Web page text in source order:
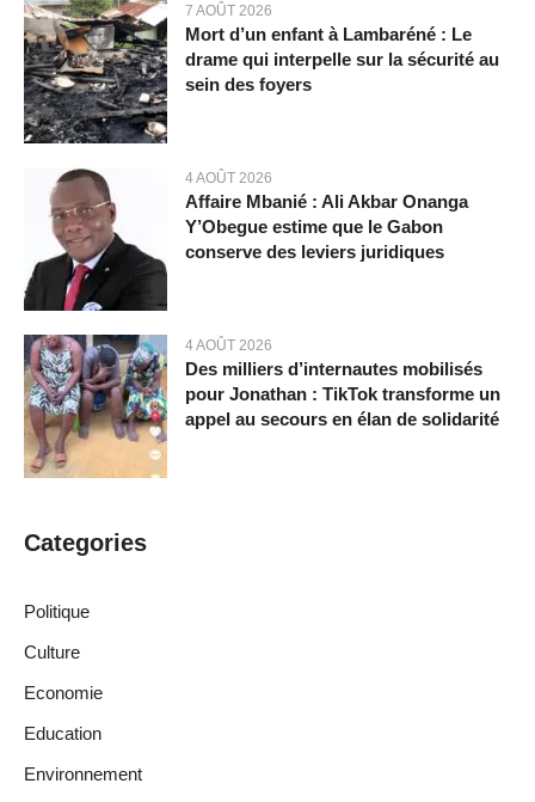
7 AOÛT 2026
Mort d’un enfant à Lambaréné : Le
drame qui interpelle sur la sécurité au
sein des foyers
4 AOÛT 2026
Affaire Mbanié : Ali Akbar Onanga
Y’Obegue estime que le Gabon
conserve des leviers juridiques
4 AOÛT 2026
Des milliers d’internautes mobilisés
pour Jonathan : TikTok transforme un
appel au secours en élan de solidarité
Categories
Politique
Culture
Economie
Education
Environnement